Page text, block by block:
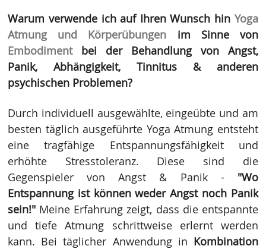
Warum verwende ich auf Ihren Wunsch hin Yoga
Atmung und Körperübungen im Sinne von
Embodiment
bei der Behandlung von Angst,
Panik, Abhängigkeit, Tinnitus & anderen
psychischen Problemen?
Durch individuell ausgewählte, eingeübte und am
besten täglich ausgeführte Yoga Atmung entsteht
eine tragfähige Entspannungsfähigkeit und
erhöhte Stresstoleranz. Diese sind die
Gegenspieler von Angst & Panik - "Wo
Entspannung ist können weder Angst noch Panik
sein!" Meine Erfahrung zeigt, dass die entspannte
und tiefe Atmung schrittweise erlernt werden
kann. Bei täglicher Anwendung in Kombination